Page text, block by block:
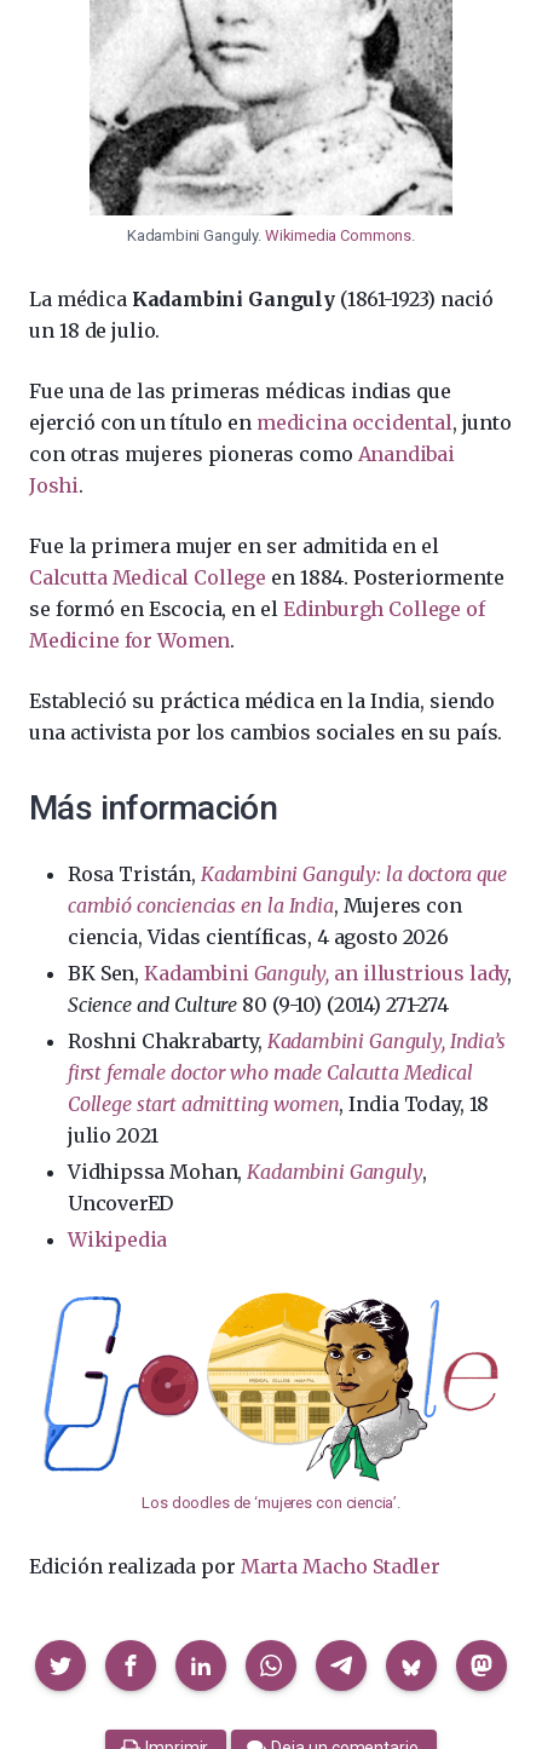
Kadambini Ganguly.Wikimedia Commons
La médica Kadambini Ganguly(1861-1923) nació
un 18 de julio.
Fue una de las primeras médicas indias que
ejerció con un título en medicina occidental, junto
con otras mujeres pioneras como Anandibai
Joshi.
Fue la primera mujer en ser admitida en el
Calcutta Medical College en 1884. Posteriormente
se formó en Escocia, en elEdinburgh College of
Medicine for Women.
Estableció su práctica médica en la India, siendo
una activista por los cambios sociales en su país.
Más información
Rosa Tristán, Kadambini Ganguly: la doctora que
cambió conciencias en la India, Mujeres con
ciencia, Vidas científicas, 4 agosto 2026
BK Sen,Kadambini Ganguly, an illustrious lady,
Science and Culture 80 (9-10) (2014) 271-274
Roshni Chakrabarty, Kadambini Ganguly, India’s
first female doctor who made Calcutta Medical
College start admitting women, India Today, 18
julio 2021
Vidhipssa Mohan, Kadambini Ganguly,
UncoverED
Wikipedia
Los doodles de ‘mujeres con ciencia’
Edición realizada por Marta Macho Stadler
Compartir